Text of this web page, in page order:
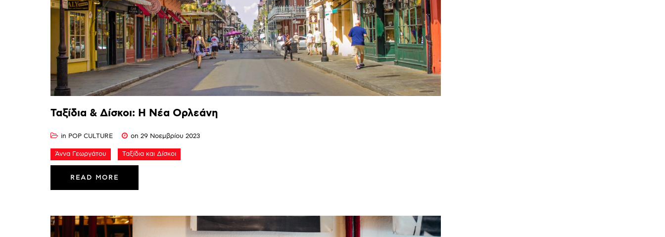
Ταξίδια & Δίσκοι: Η Νέα Ορλεάνη
in POP CULTURE on 29 Νοεμβρίου 2023
Άννα Γεωργάτου Ταξίδια και Δίσκοι
READ MORE